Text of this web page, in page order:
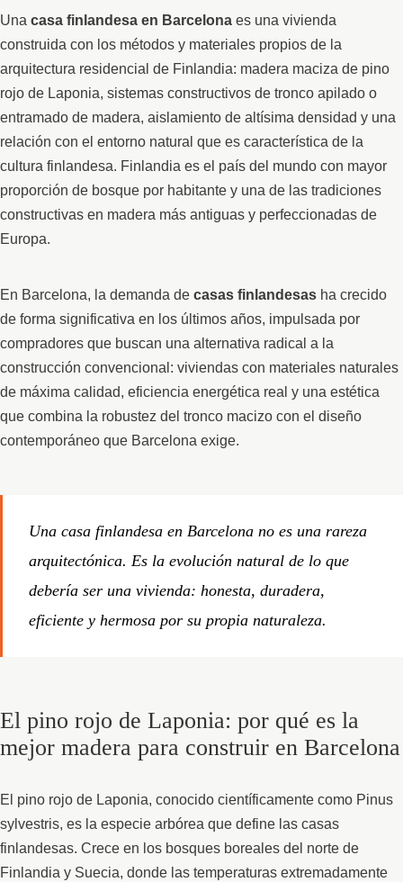
Una casa finlandesa en Barcelona es una vivienda
construida con los métodos y materiales propios de la
arquitectura residencial de Finlandia: madera maciza de pino
rojo de Laponia, sistemas constructivos de tronco apilado o
entramado de madera, aislamiento de altísima densidad y una
relación con el entorno natural que es característica de la
cultura finlandesa. Finlandia es el país del mundo con mayor
proporción de bosque por habitante y una de las tradiciones
constructivas en madera más antiguas y perfeccionadas de
Europa.
En Barcelona, la demanda de casas finlandesas ha crecido
de forma significativa en los últimos años, impulsada por
compradores que buscan una alternativa radical a la
construcción convencional: viviendas con materiales naturales
de máxima calidad, eficiencia energética real y una estética
que combina la robustez del tronco macizo con el diseño
contemporáneo que Barcelona exige.
Una casa finlandesa en Barcelona no es una rareza
arquitectónica. Es la evolución natural de lo que
debería ser una vivienda: honesta, duradera,
eficiente y hermosa por su propia naturaleza.
El pino rojo de Laponia: por qué es la
mejor madera para construir en Barcelona
El pino rojo de Laponia, conocido científicamente como Pinus
sylvestris, es la especie arbórea que define las casas
finlandesas. Crece en los bosques boreales del norte de
Finlandia y Suecia, donde las temperaturas extremadamente